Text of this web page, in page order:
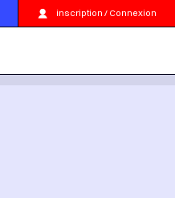
inscription / Connexion